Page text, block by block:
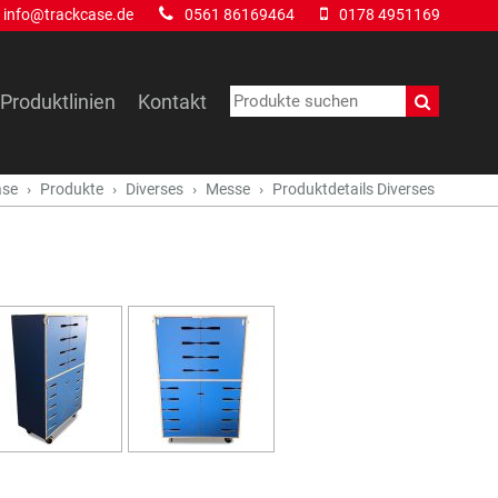
info@trackcase.de 0561 86169464 0178 4951169
Produktlinien Kontakt
Produkte Diverses Messe Produktdetails Diverses